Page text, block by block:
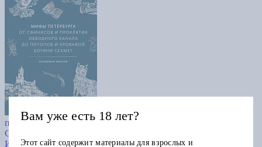
Мифы петербурга. От сфинксов и
проклятия Обводного канала до потопов и кровавой богини
Сехмет
Иванов В.
Вам уже есть 18 лет?
Этот сайт содержит материалы для взрослых и